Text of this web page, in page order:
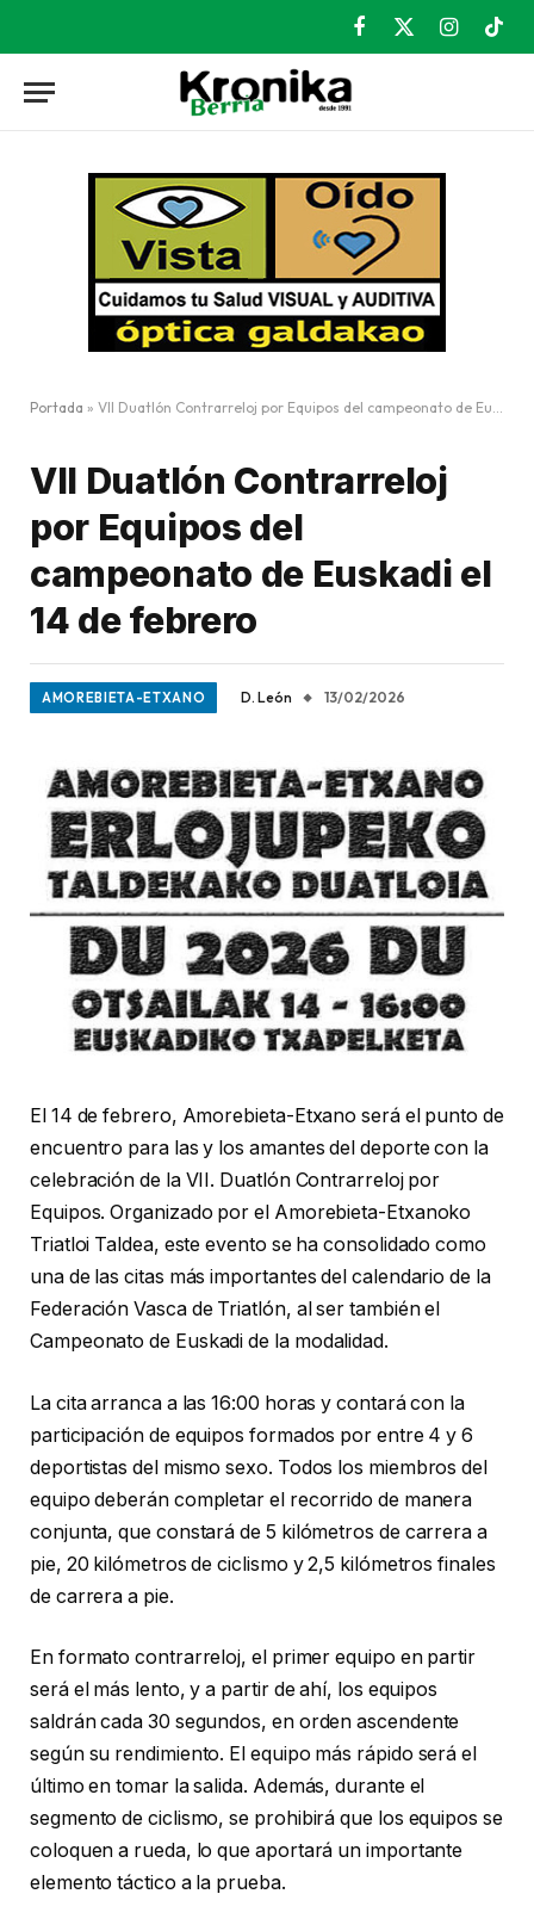
Facebook
X
Instagram
Portada » VII Duatlón Contrarreloj por Equipos del campeonato de Euskadi el 14 de febrero
VII Duatlón Contrarreloj
por Equipos del
campeonato de Euskadi el
14 de febrero
AMOREBIETA-ETXANO D. León 13/02/2026
El 14 de febrero, Amorebieta-Etxano será el punto de
encuentro para las y los amantes del deporte con la
celebración de la VII. Duatlón Contrarreloj por
Equipos. Organizado por el Amorebieta-Etxanoko
Triatloi Taldea, este evento se ha consolidado como
una de las citas más importantes del calendario de la
Federación Vasca de Triatlón, al ser también el
Campeonato de Euskadi de la modalidad.
La cita arranca a las 16:00 horas y contará con la
participación de equipos formados por entre 4 y 6
deportistas del mismo sexo. Todos los miembros del
equipo deberán completar el recorrido de manera
conjunta, que constará de 5 kilómetros de carrera a
pie, 20 kilómetros de ciclismo y 2,5 kilómetros finales
de carrera a pie.
En formato contrarreloj, el primer equipo en partir
será el más lento, y a partir de ahí, los equipos
saldrán cada 30 segundos, en orden ascendente
según su rendimiento. El equipo más rápido será el
último en tomar la salida. Además, durante el
segmento de ciclismo, se prohibirá que los equipos se
coloquen a rueda, lo que aportará un importante
elemento táctico a la prueba.